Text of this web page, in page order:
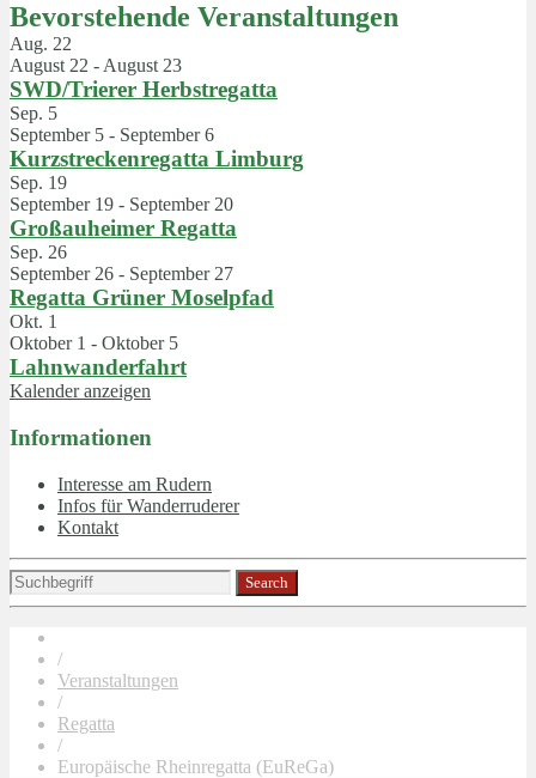
Bevorstehende Veranstaltungen
Aug. 22
August 22 - August 23
SWD/Trierer Herbstregatta
Sep. 5
September 5 - September 6
Kurzstreckenregatta Limburg
Sep. 19
September 19 - September 20
Großauheimer Regatta
Sep. 26
September 26 - September 27
Regatta Grüner Moselpfad
Okt. 1
Oktober 1 - Oktober 5
Lahnwanderfahrt
Kalender anzeigen
Informationen
Interesse am Rudern
Infos für Wanderruderer
Kontakt
/
Veranstaltungen
/
Regatta
/
Europäische Rheinregatta (EuReGa)